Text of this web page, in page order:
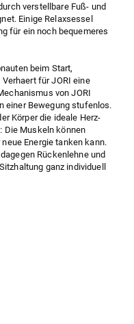
verstellbare Fuß- und
Einige Relaxsessel
für ein noch bequemeres
beim Start,
für JORI eine
von JORI
einer Bewegung stufenlos.
Körper die ideale Herz-
Die Muskeln können
Energie tanken kann.
Rückenlehne und
ganz individuell